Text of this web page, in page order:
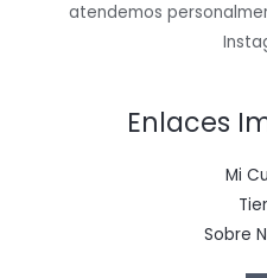
atendemos
Enlaces
Mi
Sobre